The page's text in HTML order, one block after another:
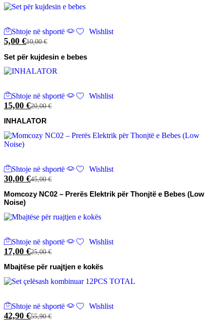
Shtoje në shportë Wishlist
5,00 €10,00€
Set për kujdesin e bebes
Shtoje në shportë Wishlist
15,00 €20,00€
INHALATOR
Shtoje në shportë Wishlist
30,00 €45,00€
Momcozy NC02 – Prerës Elektrik për Thonjtë e Bebes (Low
Noise)
Shtoje në shportë Wishlist
17,00 €25,00€
Mbajtëse për ruajtjen e kokës
Shtoje në shportë Wishlist
42,90 €55,90€